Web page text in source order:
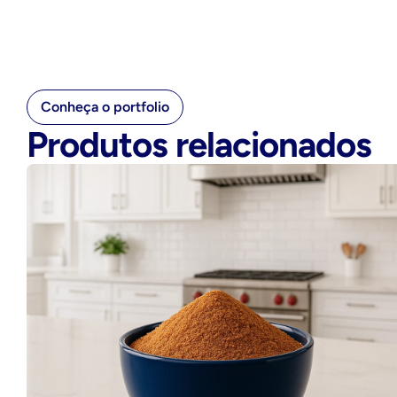
Conheça o portfolio
Produtos relacionados